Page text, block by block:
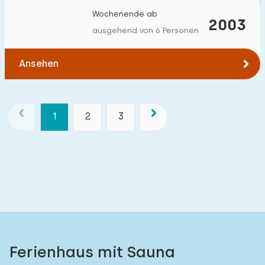
2003
Wochenende ab
ausgehend von 6 Personen
Ansehen
1 2 3
Ferienhaus mit Sauna